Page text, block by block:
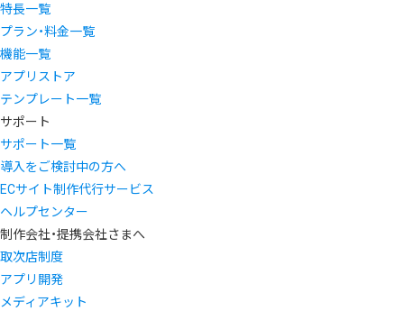
特長一覧
プラン・料金一覧
機能一覧
アプリストア
テンプレート一覧
サポート
サポート一覧
導入をご検討中の方へ
ECサイト制作代行サービス
ヘルプセンター
制作会社・提携会社さまへ
取次店制度
アプリ開発
メディアキット